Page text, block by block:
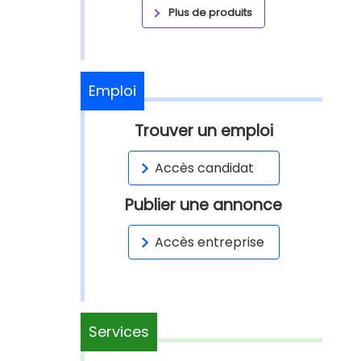
Plus de produits
Emploi
Trouver un emploi
Accès candidat
Publier une annonce
Accès entreprise
Services